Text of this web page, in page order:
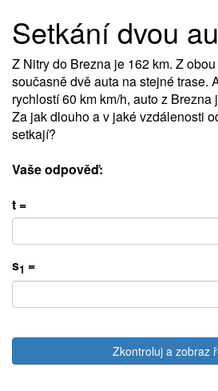
Setkání dvou
Z Nitry do Brezna je 162 km. Z
současně dvě auta na stejné trase.
rychlostí 60 km km/h, auto z Brezna
Za jak dlouho a v jaké vzdálenosti
setkají?
Vaše odpověď:
t =
s1 =
Zkontroluj a zobraz